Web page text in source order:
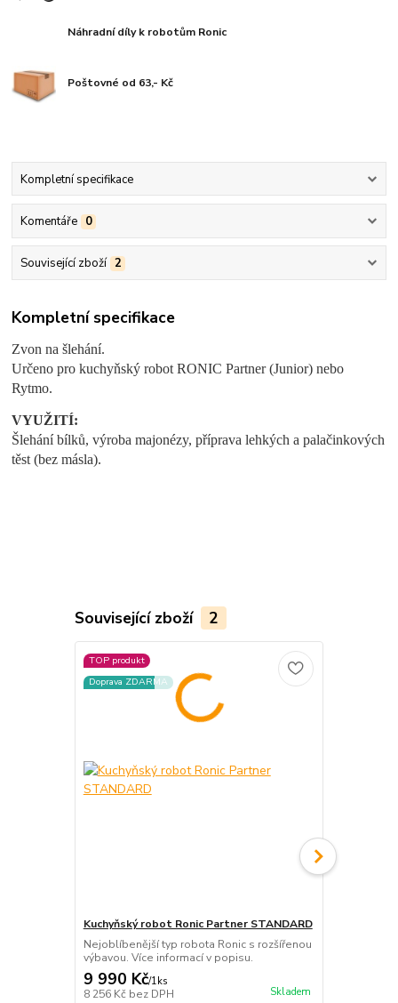
Náhradní díly k robotům Ronic
Poštovné od 63,- Kč
Kompletní specifikace
Komentáře 0
Související zboží 2
Kompletní specifikace
Zvon na šlehání.
Určeno pro kuchyňský robot RONIC Partner (Junior) nebo
Rytmo.
VYUŽITÍ:
Šlehání bílků, výroba majonézy, příprava lehkých a palačinkových
těst (bez másla).
Související zboží 2
TOP produkt
Doprava ZDARMA
Kuchyňský robot Ronic Partner STANDARD
Nejoblíbenější typ robota Ronic s rozšířenou
výbavou. Více informací v popisu.
9 990 Kč/1ks
8 256 Kč bez DPH Skladem